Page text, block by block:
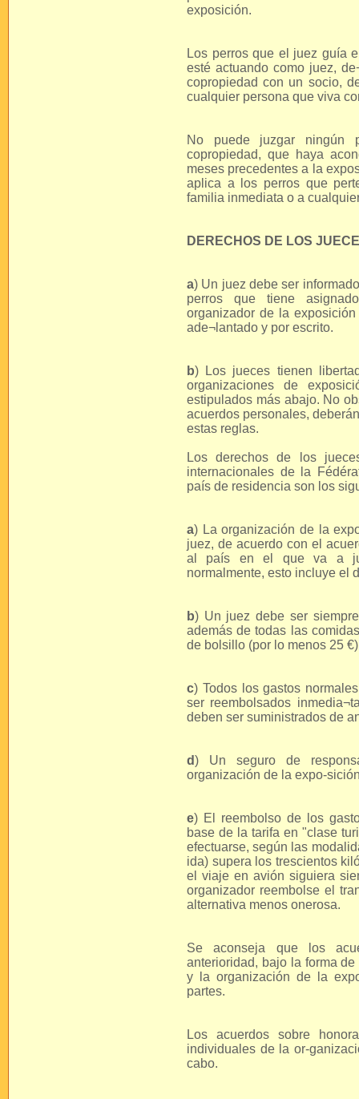
exposición.
Los perros que el juez guía
esté actuando como juez,
copropiedad con un socio,
cualquier persona que viva
No puede juzgar ningún
copropiedad, que haya
meses precedentes a la
aplica a los perros que
familia inmediata o a
DERECHOS DE LOS
a) Un juez debe ser
perros que tiene
organizador de la
ade¬lantado y por escrito.
b) Los jueces tienen
organizaciones de
estipulados más abajo. No
acuerdos personales,
estas reglas.
Los derechos de los
internacionales de la
país de residencia son los
a) La organización de la
juez, de acuerdo con el
al país en el que va a
normalmente, esto incluye el
b) Un juez debe ser
además de todas las
de bolsillo (por lo menos 25
c) Todos los gastos
ser reembolsados
deben ser suministrados de
d) Un seguro de
organización de la expo-
e) El reembolso de los
base de la tarifa en "clase
efectuarse, según las
ida) supera los trescientos
el viaje en avión siguiera
organizador reembolse el
alternativa menos onerosa.
Se aconseja que los
anterioridad, bajo la forma
y la organización de la
partes.
Los acuerdos sobre
individuales de la or-
cabo.